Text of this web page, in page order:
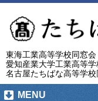
東海工業高等学校同窓会
愛知産業大学工業高等学
名古屋たちばな高等学校
MENU